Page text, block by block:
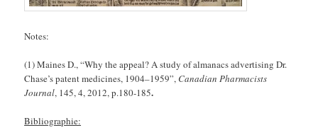
Notes:
(1) Maines D., “Why the appeal? A study of almanacs advertising Dr.
Chase’s patent medicines, 1904–1959”, Canadian Pharmacists
Journal, 145, 4, 2012, p.180-185.
Bibliographie: